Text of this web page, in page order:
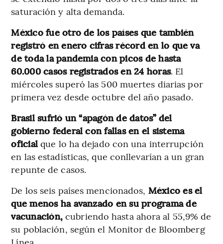
saturación y alta demanda.
México fue otro de los países que también
registró en enero cifras récord en lo que va
de toda la pandemia con picos de hasta
60.000 casos registrados en 24 horas. El
miércoles superó las 500 muertes diarias por
primera vez desde octubre del año pasado.
Brasil sufrió un “apagón de datos” del
gobierno federal con fallas en el sistema
oficialque lo ha dejado con una interrupción
en las estadísticas, que conllevarían a un gran
repunte de casos.
De los seis países mencionados, México es el
que menos ha avanzado en su programa de
vacunación, cubriendo hasta ahora al 55,9% de
su población, según el Monitor de Bloomberg